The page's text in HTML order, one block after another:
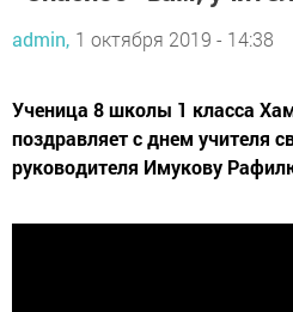
admin, 1 октября 2019 - 14:38
Ученица 8 школы 1 класса
поздравляет с днем учителя
руководителя Имукову